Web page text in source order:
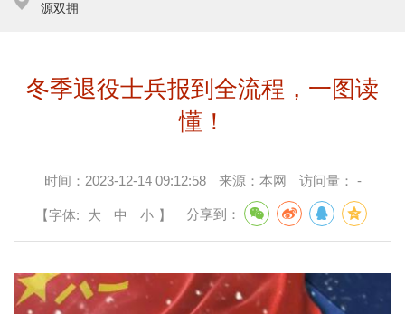
源双拥
冬季退役士兵报到全流程，一图读
懂！
时间： 2023-12-14 09:12:58 来源： 本网 访问量： -
【字体: 大 中 小 】 分享到：